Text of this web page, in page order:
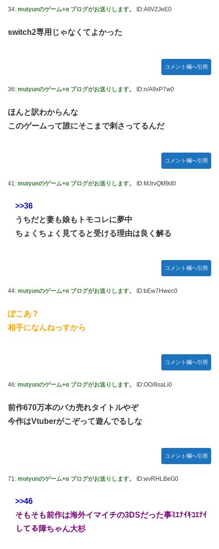
34: mutyunのゲーム+α ブログがお送りします。 ID:AlIVZJeE0
switch2専用じゃなくてよかった
コメント欄へ引用
36: mutyunのゲーム+α ブログがお送りします。 ID:n/A9xP7w0
ほんと訳わからんな
このゲームって誰にそこまで刺さってるんだ
コメント欄へ引用
41: mutyunのゲーム+α ブログがお送りします。 ID:MJrvQM9d0
>>36
うちだと妻も娘もトモコレに夢中
ちょくちょく見てると受ける理由は良く解る
コメント欄へ引用
44: mutyunのゲーム+α ブログがお送りします。 ID:bEw7Hwec0
ぽこあ？
相手になんねっすから
コメント欄へ引用
46: mutyunのゲーム+α ブログがお送りします。 ID:OO/8saLi0
前作670万本のバカ売れタイトルやぞ
今作はVtuberがこぞって遊んでるしな
コメント欄へ引用
71: mutyunのゲーム+α ブログがお送りします。 ID:wvRHLBeG0
>>46
そもそも前作は海外イマイチの3DSだった事ﾐｴﾅｲｷｺｴﾅｲ
してる障ちゃん大杉